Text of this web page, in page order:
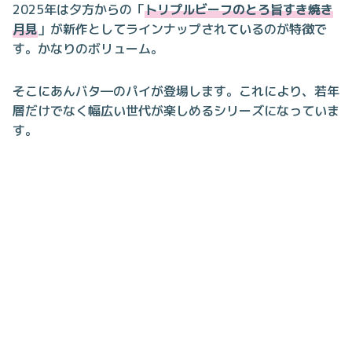
2025年は夕方からの「トリプルビーフのとろ旨すき焼き
月見」が新作としてラインナップされているのが特徴で
す。かなりのボリューム。
そこにあんバタ―のパイが登場します。これにより、若年
層だけでなく幅広い世代が楽しめるシリーズになっていま
す。